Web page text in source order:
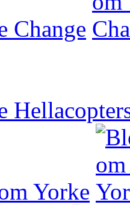
Change
Yorke